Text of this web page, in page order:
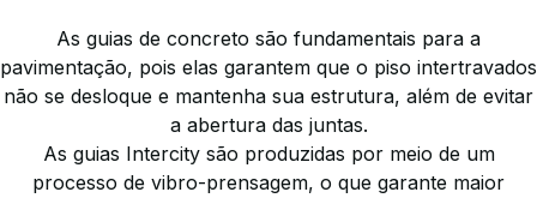
As guias de concreto são fundamentais para a
pavimentação, pois elas garantem que o piso intertravados
não se desloque e mantenha sua estrutura, além de evitar
a abertura das juntas.
As guias Intercity são produzidas por meio de um
processo de vibro-prensagem, o que garante maior